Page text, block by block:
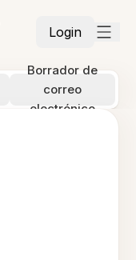
Login
Borrador de
correo
electrónico